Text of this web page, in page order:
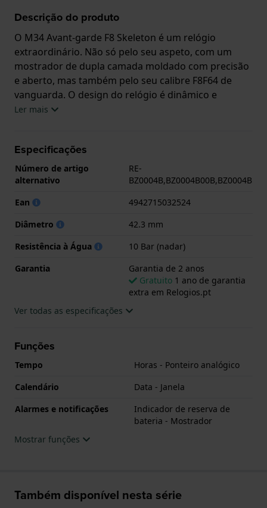
Descrição do produto
O M34 Avant-garde F8 Skeleton é um relógio
extraordinário. Não só pelo seu aspeto, com um
mostrador de dupla camada moldado com precisão
e aberto, mas também pelo seu calibre F8F64 de
vanguarda. O design do relógio é dinâmico e
combina elementos industriais com uma estrutura
F8F64 de fabrico próprio é adornado com riscas de
Genebra e tem uma placa de base parcialmente
vazada que revela a roda de escape em silício azul,
aspeto único. A tecnologia de fabrico de alta
precisão utilizada para criar esta roda de escape foi
diâmetro de 42.3 mm e está equipado com uma
bracelete de Inox. A caixa possui um movimento
Orient e o relógio tem um vidro Safira anti-reflexo
O relógio é estanque a 10ATM. Isto significa que o
relógio é adaptado à natação. O relógio tem
Ler mais
Especificações
Número de artigo
alternativo
RE-
BZ0004B,BZ0004B00B,BZ0004B
Ean
4942715032524
Diâmetro
42.3 mm
Resistência à Água
10 Bar (nadar)
Garantia
Garantia de 2 anos
Gratuito 1 ano de garantia
extra em Relogios.pt
Ver todas as especificações
Funções
Tempo
Horas - Ponteiro analógico
Calendário
Data - Janela
Alarmes e notificações
Indicador de reserva de
bateria - Mostrador
Mostrar funções
Também disponível nesta série